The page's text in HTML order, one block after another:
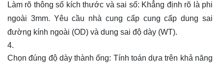
Làm rõ thông số kích thước và sai số: Khẳng định rõ là phi
ngoài 3mm. Yêu cầu nhà cung cấp cung cấp dung sai
đường kính ngoài (OD) và dung sai độ dày (WT).
Chọn đúng độ dày thành ống: Tính toán dựa trên khả năng